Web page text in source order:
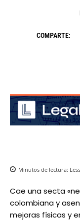
COMPARTE:
Minutos de lectura:
Cae una secta
colombiana y
mejoras físicas y